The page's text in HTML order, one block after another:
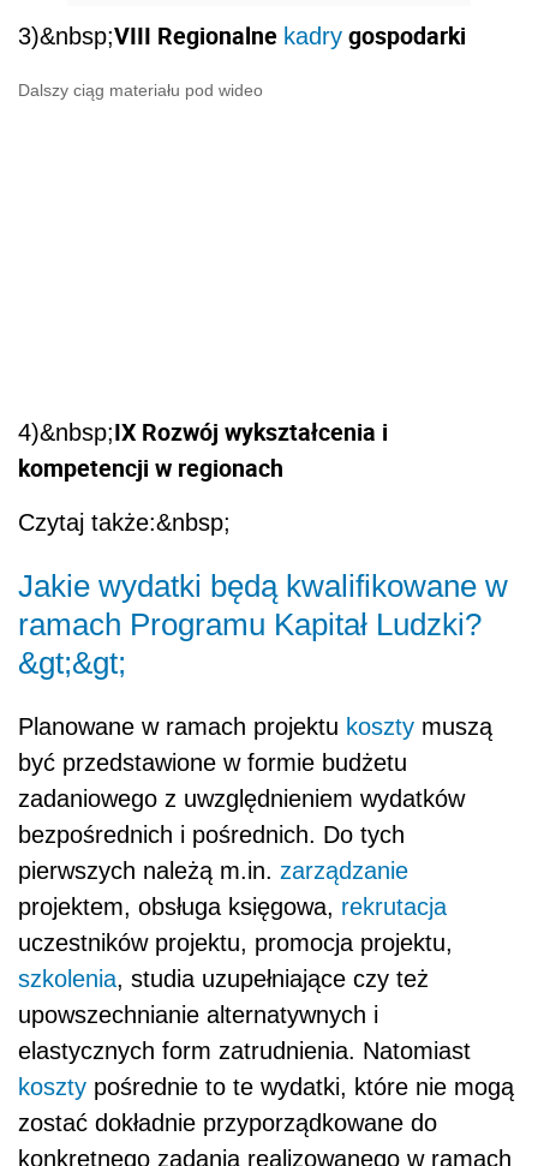
3)&nbsp;VIII Regionalne kadry gospodarki
Dalszy ciąg materiału pod wideo
4)&nbsp;IX Rozwój wykształcenia i
kompetencji w regionach
Czytaj także:&nbsp;
Jakie wydatki będą kwalifikowane w
ramach Programu Kapitał Ludzki?
&gt;&gt;
Planowane w ramach projektu koszty muszą
być przedstawione w formie budżetu
zadaniowego z uwzględnieniem wydatków
bezpośrednich i pośrednich. Do tych
pierwszych należą m.in. zarządzanie
projektem, obsługa księgowa, rekrutacja
uczestników projektu, promocja projektu,
szkolenia, studia uzupełniające czy też
upowszechnianie alternatywnych i
elastycznych form zatrudnienia. Natomiast
koszty pośrednie to te wydatki, które nie mogą
zostać dokładnie przyporządkowane do
konkretnego zadania realizowanego w ramach